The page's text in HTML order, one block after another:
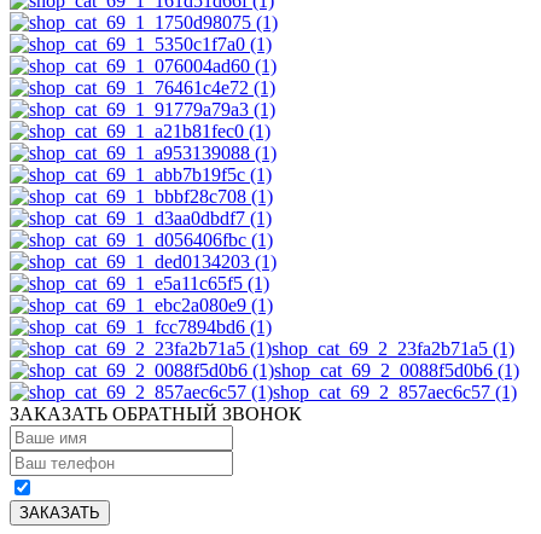
shop_cat_69_2_23fa2b71a5 (1)
shop_cat_69_2_0088f5d0b6 (1)
shop_cat_69_2_857aec6c57 (1)
ЗАКАЗАТЬ ОБРАТНЫЙ ЗВОНОК